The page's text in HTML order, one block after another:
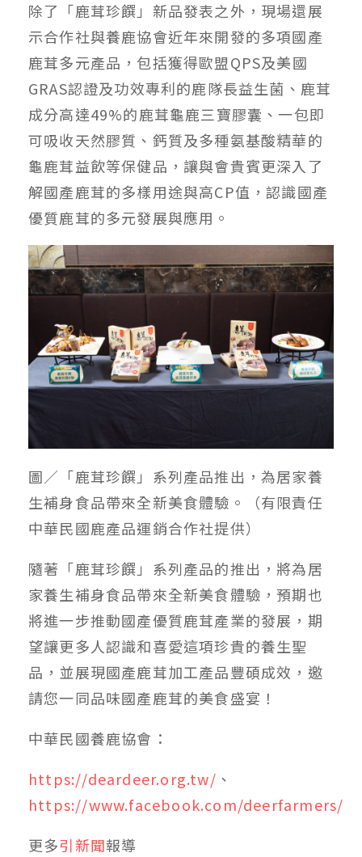
除了「鹿茸珍饌」新品發表之外，現場還展
示合作社與養鹿協會近年來開發的多項國產
鹿茸多元產品，包括獲得歐盟QPS及美國
GRAS認證及功效專利的鹿隊長益生菌、鹿茸
成分高達49%的鹿茸龜鹿三寶膠囊、一包即
可吸收天然膠質、鈣質及多種氨基酸精華的
龜鹿茸益飲等保健品，讓與會貴賓更深入了
解國產鹿茸的多樣用途與高CP值，認識國產
優質鹿茸的多元發展與應用。
圖／「鹿茸珍饌」系列產品推出，為居家養
生補身食品帶來全新美食體驗。（有限責任
中華民國鹿產品運銷合作社提供）
隨著「鹿茸珍饌」系列產品的推出，將為居
家養生補身食品帶來全新美食體驗，預期也
將進一步推動國產優質鹿茸產業的發展，期
望讓更多人認識和喜愛這項珍貴的養生聖
品，並展現國產鹿茸加工產品豐碩成效，邀
請您一同品味國產鹿茸的美食盛宴！
中華民國養鹿協會：
https://deardeer.org.tw/ 、
https://www.facebook.com/deerfarmers/
更多引新聞報導